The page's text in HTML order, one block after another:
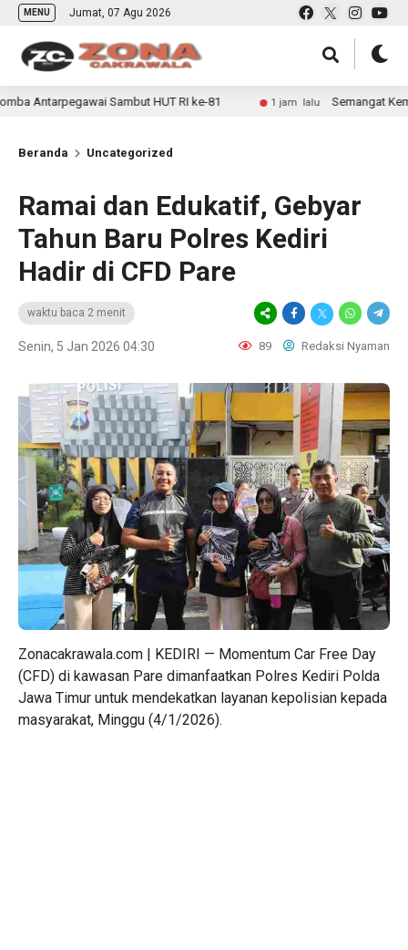
MENU Jumat, 07 Agu 2026
Sambut HUT RI ke-81 1 jam lalu Semangat Kemerdekaan
Beranda Uncategorized
Ramai dan Edukatif, Gebyar
Tahun Baru Polres Kediri
Hadir di CFD Pare
waktu baca 2 menit
Senin, 5 Jan 2026 04:30 89 Redaksi Nyaman
Zonacakrawala.com | KEDIRI — Momentum Car Free Day
(CFD) di kawasan Pare dimanfaatkan Polres Kediri Polda
Jawa Timur untuk mendekatkan layanan kepolisian kepada
masyarakat, Minggu (4/1/2026).